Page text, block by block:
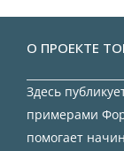
О ПРОЕКТЕ
Здесь
примерами
помогает